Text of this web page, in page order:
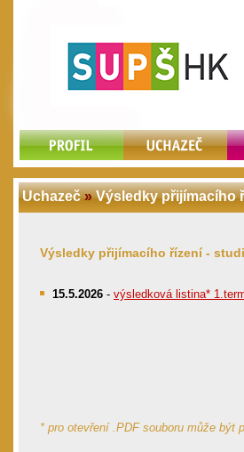
Uchazeč»Výsledky přijímacího
Výsledky přijímacího řízení -
15.5.2026 - výsledková listina*
* pro otevření .PDF souboru může být